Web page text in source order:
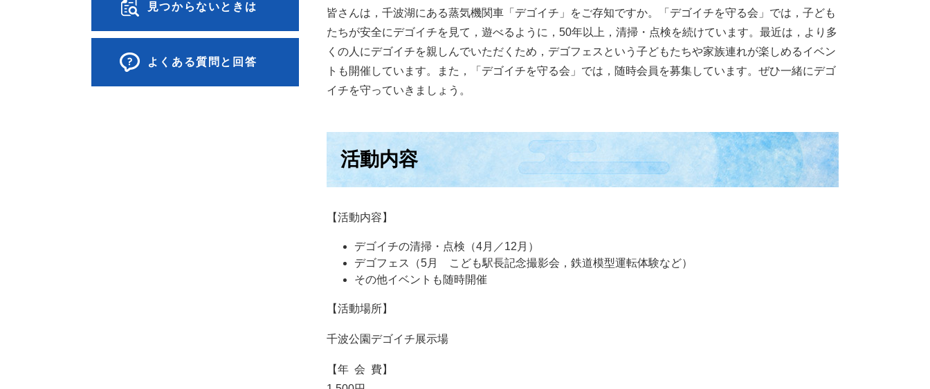
皆さんは，千波湖にある蒸気機関車「デゴイチ」をご存知ですか。「デゴイチを守る会」では，子ども
たちが安全にデゴイチを見て，遊べるように，50年以上，清掃・点検を続けています。最近は，より多
くの人にデゴイチを親しんでいただくため，デゴフェスという子どもたちや家族連れが楽しめるイベン
トも開催しています。また，「デゴイチを守る会」では，随時会員を募集しています。ぜひ一緒にデゴ
イチを守っていきましょう。
活動内容
【活動内容】
デゴイチの清掃・点検（4月／12月）
デゴフェス（5月 こども駅長記念撮影会，鉄道模型運転体験など）
その他イベントも随時開催
【活動場所】
千波公園デゴイチ展示場
【年 会 費】
見つからないときは
よくある質問と回答